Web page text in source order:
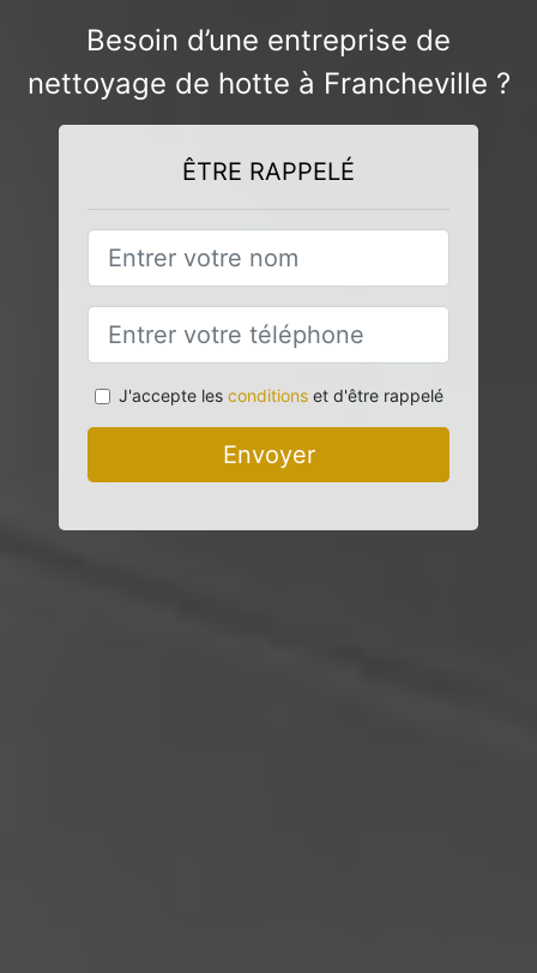
Besoin d’une entreprise de
nettoyage de hotte à Francheville ?
ÊTRE RAPPELÉ
J'accepte les conditionset d'être rappelé
Envoyer